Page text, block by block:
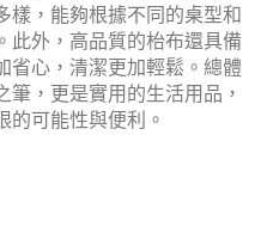
樣，能夠根據不同的桌型和
此外，高品質的枱布還具備
省心，清潔更加輕鬆。總體
筆，更是實用的生活用品，
的可能性與便利。